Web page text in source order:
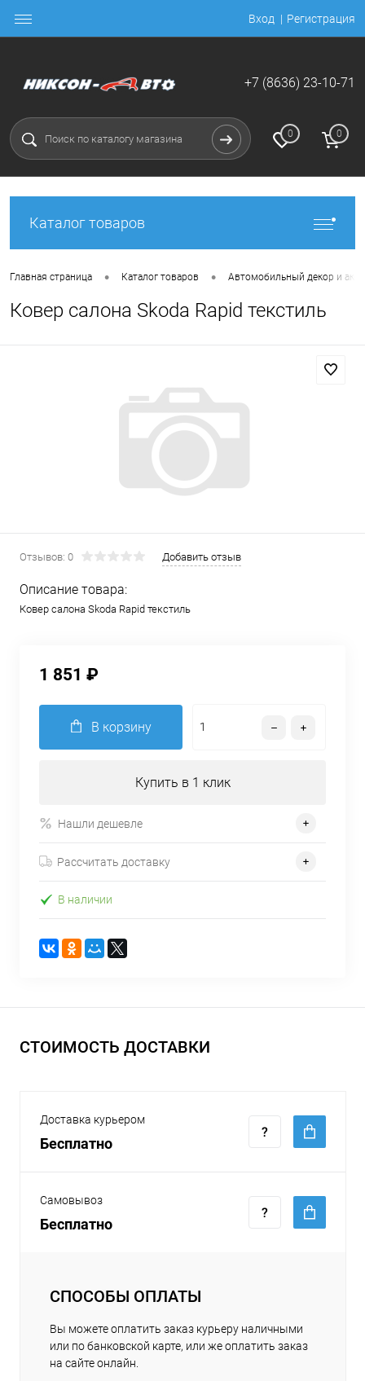
Вход Регистрация
+7 (8636) 23-10-71
0 0
Каталог товаров
Главная страница • Каталог товаров • Автомобильный декор и
Ковер салона Skoda Rapid текстиль
Отзывов: 0 Добавить отзыв
Описание товара:
Ковер салона Skoda Rapid текстиль
1 851 ₽
В корзину
Купить в 1 клик
Нашли дешевле
Рассчитать доставку
В наличии
СТОИМОСТЬ ДОСТАВКИ
Доставка курьером
Бесплатно
Самовывоз
Бесплатно
СПОСОБЫ ОПЛАТЫ
Вы можете оплатить заказ курьеру наличными
или по банковской карте, или же оплатить заказ
на сайте онлайн.